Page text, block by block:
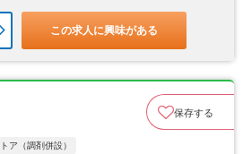
この求人に興味がある
保存する
ア（調剤併設）